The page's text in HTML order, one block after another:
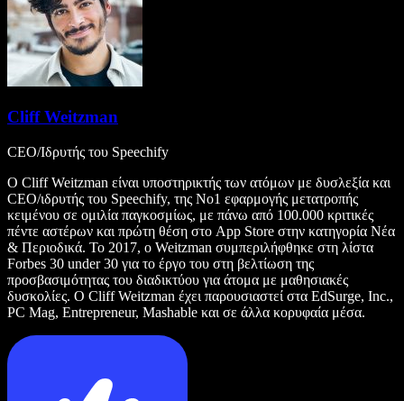
Cliff Weitzman
CEO/Ιδρυτής του Speechify
Ο Cliff Weitzman είναι υποστηρικτής των ατόμων με δυσλεξία και
CEO/ιδρυτής του Speechify, της Νο1 εφαρμογής μετατροπής
κειμένου σε ομιλία παγκοσμίως, με πάνω από 100.000 κριτικές
πέντε αστέρων και πρώτη θέση στο App Store στην κατηγορία Νέα
& Περιοδικά. Το 2017, ο Weitzman συμπεριλήφθηκε στη λίστα
Forbes 30 under 30 για το έργο του στη βελτίωση της
προσβασιμότητας του διαδικτύου για άτομα με μαθησιακές
δυσκολίες. Ο Cliff Weitzman έχει παρουσιαστεί στα EdSurge, Inc.,
PC Mag, Entrepreneur, Mashable και σε άλλα κορυφαία μέσα.